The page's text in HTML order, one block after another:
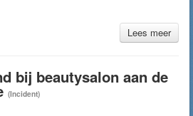
Lees meer
bij beautysalon aan de
(Incident)